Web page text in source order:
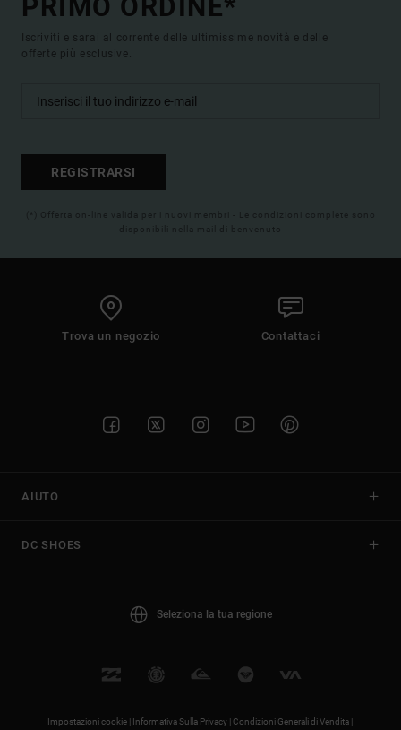
PRIMO ORDINE*
Iscriviti e sarai al corrente delle ultimissime novità e delle
offerte più esclusive.
REGISTRARSI
(*) Offerta on-line valida per i nuovi membri - Le condizioni complete sono
disponibili nella mail di benvenuto
Trova un negozio Contattaci
AIUTO
DC SHOES
Seleziona la tua regione
Impostazioni cookie | Informativa Sulla Privacy |Condizioni Generali di Vendita |